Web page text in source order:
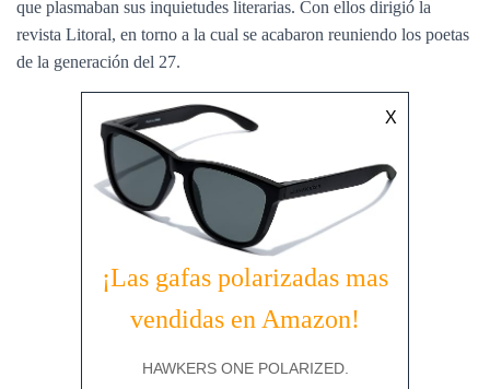
que plasmaban sus inquietudes literarias. Con ellos dirigió la
revista Litoral, en torno a la cual se acabaron reuniendo los poetas
de la generación del 27.
X
¡Las gafas polarizadas mas
vendidas en Amazon!
HAWKERS ONE POLARIZED.